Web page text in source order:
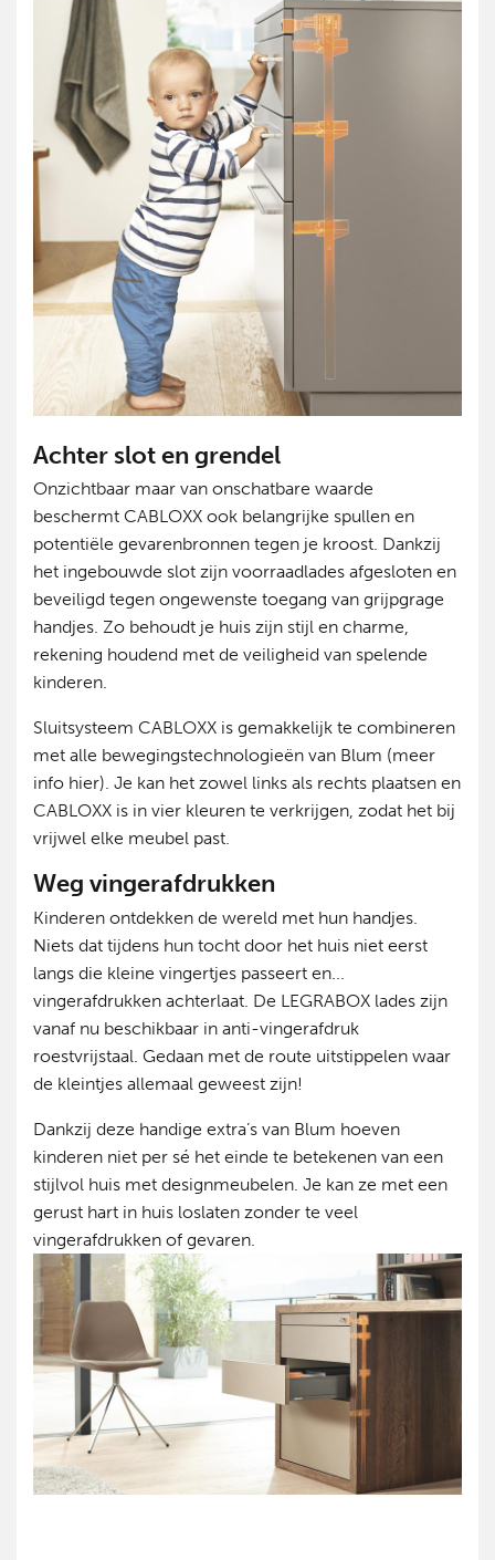
Achter slot en grendel
Onzichtbaar maar van onschatbare waarde
beschermt CABLOXX ook belangrijke spullen en
potentiële gevarenbronnen tegen je kroost. Dankzij
het ingebouwde slot zijn voorraadlades afgesloten en
beveiligd tegen ongewenste toegang van grijpgrage
handjes. Zo behoudt je huis zijn stijl en charme,
rekening houdend met de veiligheid van spelende
kinderen.
Sluitsysteem CABLOXX is gemakkelijk te combineren
met alle bewegingstechnologieën van Blum (meer
info hier). Je kan het zowel links als rechts plaatsen en
CABLOXX is in vier kleuren te verkrijgen, zodat het bij
vrijwel elke meubel past.
Weg vingerafdrukken
Kinderen ontdekken de wereld met hun handjes.
Niets dat tijdens hun tocht door het huis niet eerst
langs die kleine vingertjes passeert en...
vingerafdrukken achterlaat. De LEGRABOX lades zijn
vanaf nu beschikbaar in anti-vingerafdruk
roestvrijstaal. Gedaan met de route uitstippelen waar
de kleintjes allemaal geweest zijn!
Dankzij deze handige extra’s van Blum hoeven
kinderen niet per sé het einde te betekenen van een
stijlvol huis met designmeubelen. Je kan ze met een
gerust hart in huis loslaten zonder te veel
vingerafdrukken of gevaren.